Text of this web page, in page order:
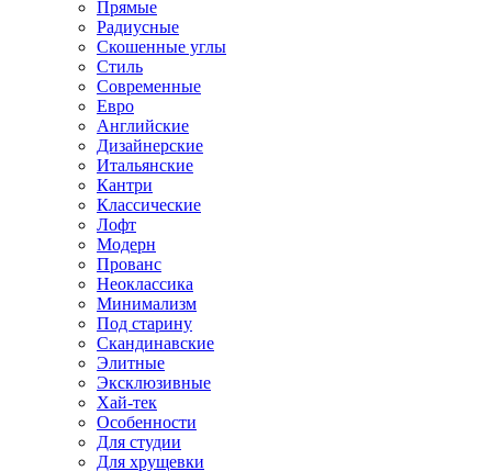
Прямые
Радиусные
Скошенные углы
Стиль
Современные
Евро
Английские
Дизайнерские
Итальянские
Кантри
Классические
Лофт
Модерн
Прованс
Неоклассика
Минимализм
Под старину
Скандинавские
Элитные
Эксклюзивные
Хай-тек
Особенности
Для студии
Для хрущевки